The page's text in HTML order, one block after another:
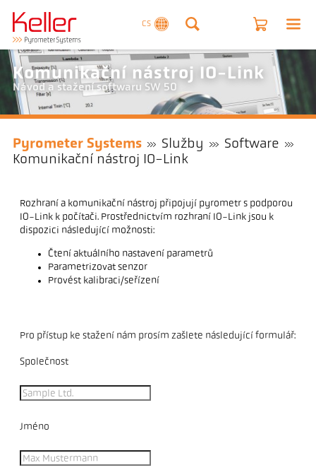
CS
Komunikační nástroj IO-Link
Návod a stažení softwaru SW 50
Pyrometer Systems Služby
Software
Komunikační nástroj IO-Link
Rozhraní a komunikační nástroj připojují pyrometr s podporou
IO-Link k počítači. Prostřednictvím rozhraní IO-Link jsou k
dispozici následující možnosti:
Čtení aktuálního nastavení parametrů
Parametrizovat senzor
Provést kalibraci/seřízení
Pro přístup ke stažení nám prosím zašlete následující formulář:
Společnost
Jméno